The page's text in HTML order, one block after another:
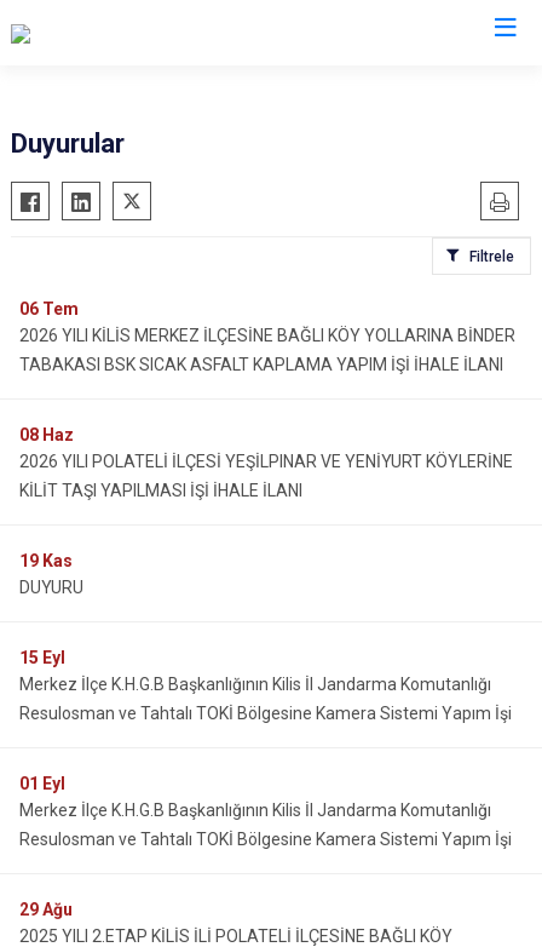
Elbeyli
Musabeyli
Duyurular
Filtrele
06 Tem
2026 YILI KİLİS MERKEZ İLÇESİNE BAĞLI KÖY YOLLARINA BİNDER
TABAKASI BSK SICAK ASFALT KAPLAMA YAPIM İŞİ İHALE İLANI
08 Haz
2026 YILI POLATELİ İLÇESİ YEŞİLPINAR VE YENİYURT KÖYLERİNE
KİLİT TAŞI YAPILMASI İŞİ İHALE İLANI
19 Kas
DUYURU
15 Eyl
Merkez İlçe K.H.G.B Başkanlığının Kilis İl Jandarma Komutanlığı
Resulosman ve Tahtalı TOKİ Bölgesine Kamera Sistemi Yapım İşi
01 Eyl
Merkez İlçe K.H.G.B Başkanlığının Kilis İl Jandarma Komutanlığı
Resulosman ve Tahtalı TOKİ Bölgesine Kamera Sistemi Yapım İşi
29Ağu
2025 YILI 2.ETAP KİLİS İLİ POLATELİ İLÇESİNE BAĞLI KÖY